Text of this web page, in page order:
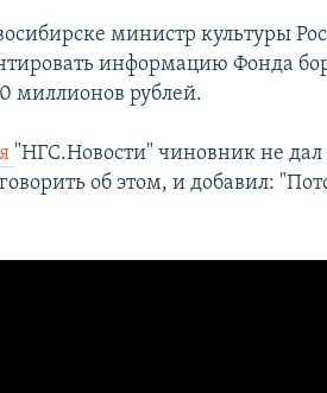
министр культуры
информацию Фонда
миллионов рублей.
"НГС.Новости" чиновник не дал
об этом, и добавил: